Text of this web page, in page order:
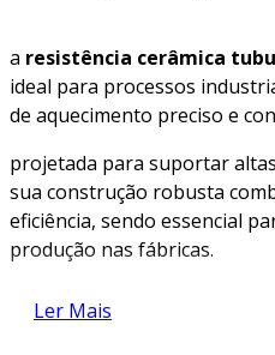
a resistência cerâmica
ideal para processos
de aquecimento preciso e
projetada para suportar
sua construção robusta
eficiência, sendo essencial
produção nas fábricas.
descubra como essa solução
desempenho térmico dos
Ler Mais